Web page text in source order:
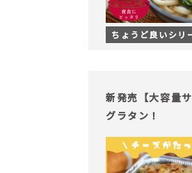
ちょうど良いシリ
新発売【大容量
グラタン！